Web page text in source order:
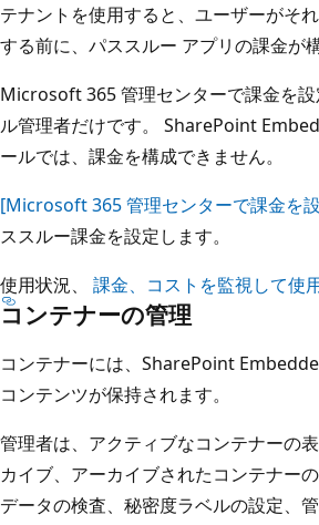
テナントを使用すると、ユーザーがそ
する前に、パススルー アプリの課金が
Microsoft 365 管理センターで課金を
ル管理者だけです。 SharePoint
ールでは、課金を構成できません。
[Microsoft 365 管理センターで課金を
ススルー課金を設定します。
使用状況、 課金、コストを監視して使
コンテナーの管理
コンテナーには、SharePoint
コンテンツが保持されます。
管理者は、アクティブなコンテナーの
カイブ、アーカイブされたコンテナー
データの検査、秘密度ラベルの設定、